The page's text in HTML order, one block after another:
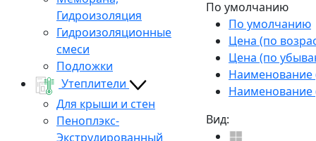
Гидроизоляция
Гидроизоляционные
смеси
Подложки
Утеплители
Для крыши и стен
Пеноплэкс-
Экструдированный
По умолчанию
По умолчанию
Цена (по
Цена (по
Наименование
Наименование
Вид: